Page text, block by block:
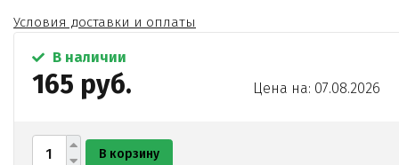
Условия доставки и оплаты
В наличии
165 руб. Цена на: 07.08.2026
В корзину